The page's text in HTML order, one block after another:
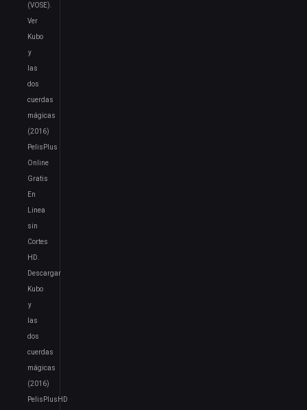
(VOSE).
Ver
Kubo
y
las
dos
cuerdas
mágicas
(2016)
PelisPlus
Online
Gratis
En
Linea
sin
Cortes
HD.
Descargar
Kubo
y
las
dos
cuerdas
mágicas
(2016)
PelisPlusHD